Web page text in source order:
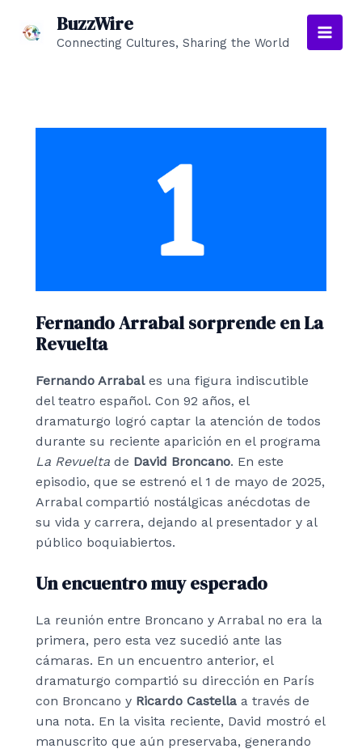
contenido
BuzzWire
Connecting Cultures, Sharing the World
Main
Fernando Arrabal sorprende en La
Revuelta
Fernando Arrabales una figura indiscutible
del teatro español. Con 92 años, el
dramaturgo logró captar la atención de todos
durante su reciente aparición en el programa
La Revuelta de David Broncano. En este
episodio, que se estrenó el 1 de mayo de 2025,
Arrabal compartió nostálgicas anécdotas de
su vida y carrera, dejando al presentador y al
público boquiabiertos.
Un encuentro muy esperado
La reunión entre Broncano y Arrabal no era la
primera, pero esta vez sucedió ante las
cámaras. En un encuentro anterior, el
dramaturgo compartió su dirección en París
con Broncano y Ricardo Castella a través de
una nota. En la visita reciente, David mostró el
manuscrito que aún preservaba, generando